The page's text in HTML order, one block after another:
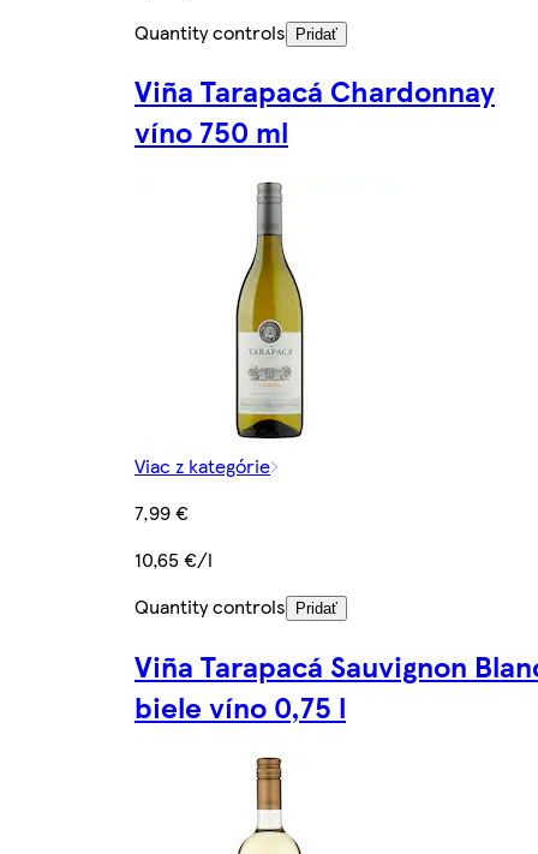
Quantity controls
Pridať
Viña Tarapacá Chardonnay
víno 750 ml
Viac z kategórie
7,99 €
10,65 €/l
Quantity controls
Pridať
Viña Tarapacá Sauvignon
biele víno 0,75 l